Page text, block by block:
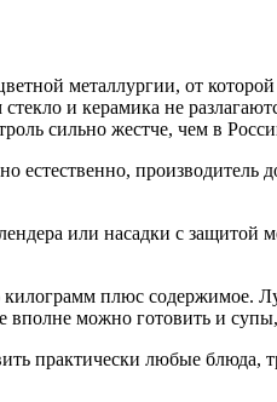
металлургии, от которой
и керамика не
сильно жестче, чем в
естественно, производитель
или насадки с защитой
килограмм плюс содержимое.
вполне можно готовить и
практически любые